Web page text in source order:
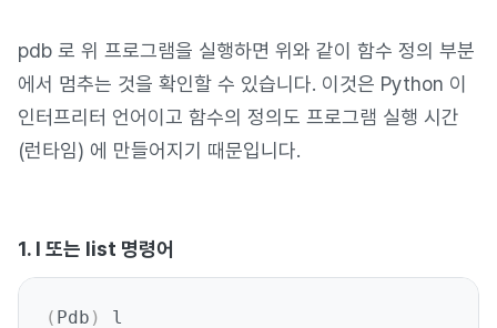
pdb 로 위 프로그램을 실행하면 위와 같이 함수 정의 부분
에서 멈추는 것을 확인할 수 있습니다. 이것은 Python 이
인터프리터 언어이고 함수의 정의도 프로그램 실행 시간
(런타임) 에 만들어지기 때문입니다.
1. l 또는 list 명령어
( Pdb )
l